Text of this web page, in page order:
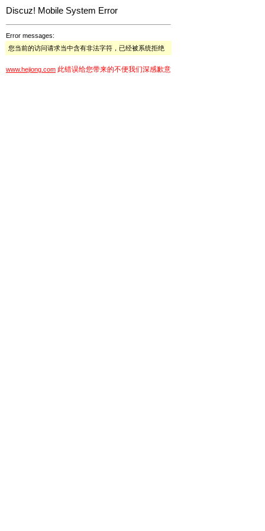
Discuz! Mobile System Error
Error messages:
您当前的访问请求当中含有非法字符，已经被系统拒绝
www.hejiong.com 此错误给您带来的不便我们深感歉意